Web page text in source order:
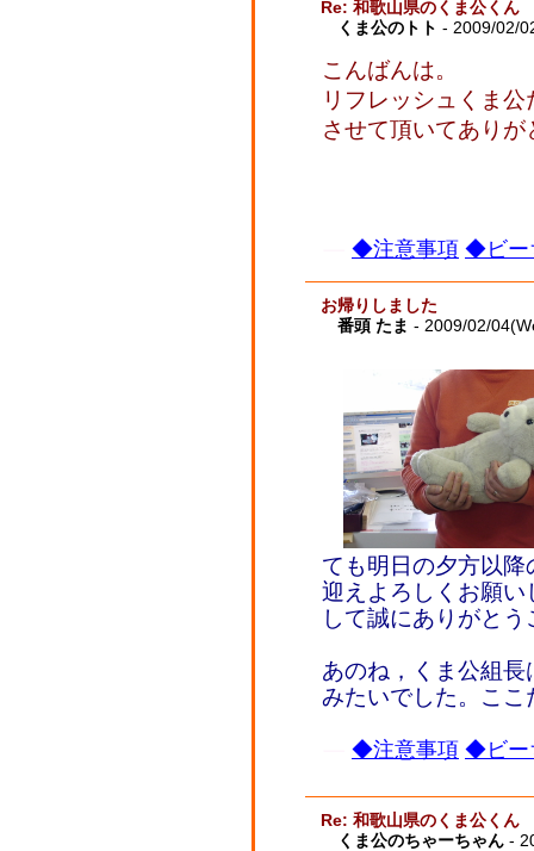
Re: 和歌山県のくま公くん
くま公のトト - 2009/02/
こんばんは。
リフレッシュくま
させて頂いてあり
◆注意事項 ◆ビー
お帰りしました
番頭 たま - 2009/02/
ても明日の夕方以
迎えよろしくお願
して誠にありがと
あのね，くま公組
みたいでした。こ
◆注意事項 ◆ビー
Re: 和歌山県のくま公くん
くま公のちゃーちゃん -